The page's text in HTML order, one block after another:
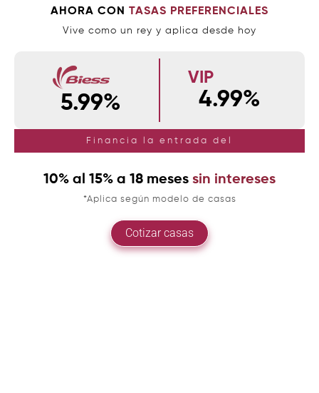
AHORA CON TASAS PREFERENCIALES
Vive como un rey y aplica desde hoy
5.99%
VIP
4.99%
Financia la entrada del
10% al 15% a 18 meses sin intereses
*Aplica según modelo de casas
Cotizar casas